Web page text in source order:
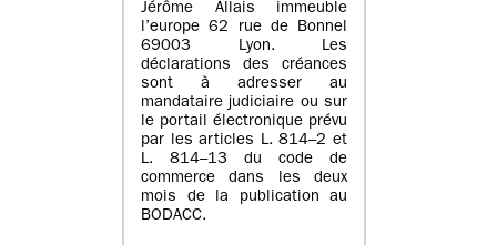
Jérôme Allais immeuble
l’europe 62 rue de Bonnel
69003 Lyon. Les
déclarations des créances
sont à adresser au
mandataire judiciaire ou sur
le portail électronique prévu
par les articles L. 814–2 et
L. 814–13 du code de
commerce dans les deux
mois de la publication au
BODACC.